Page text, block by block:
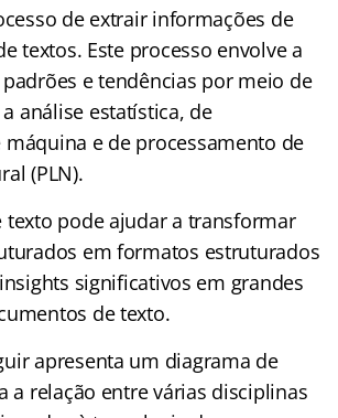
de extrair informações de
textos. Este processo envolve a
e tendências por meio de
análise estatística, de
e de processamento de
(PLN).
texto pode ajudar a transformar
em formatos estruturados
significativos em grandes
de texto.
apresenta um diagrama de
a relação entre várias disciplinas